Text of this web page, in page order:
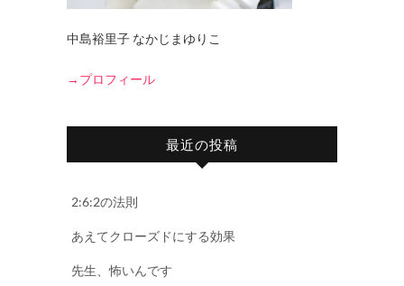
中島裕里子 なかじまゆりこ
→プロフィール
最近の投稿
2:6:2の法則
あえてクローズドにする効果
先生、怖いんです